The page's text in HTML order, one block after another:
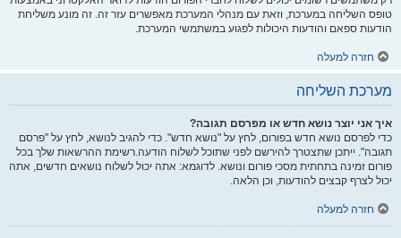
טופס השליחה במערכת, וזאת עם מנהלי המערכת מאפשרים עזר זה. זה מונע משליחת
הודעות ספאם והודעות היכולות לפגוע במשתמשי המערכת.
חזרה למעלה
מערכת השליחה
איך אני יוצר נושא חדש או מפרסם תגובה?
כדי לפרסם נושא חדש בפורום, לחץ על "נושא חדש". כדי להגיב לנושא, לחץ על "פרסם
תגובה". ייתכן שתצטרך להירשם לפני שתוכל לשלוח הודעה.רשימת ההרשאות שלך בכל
פורום זמינה בתחתית מסכי פורום ונושא. לדוגמא: אתה יכול לשלוח נושאים חדשים, אתה
יכול לצרף קבצים להודעות, וכן הלאה.
חזרה למעלה